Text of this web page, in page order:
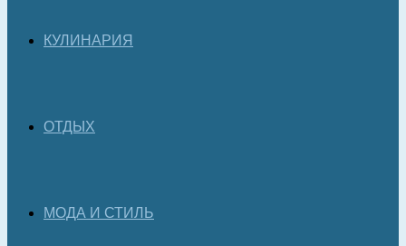
КУЛИНАРИЯ
ОТДЫХ
МОДА И СТИЛЬ